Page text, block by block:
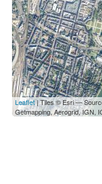
Leaflet| Tiles © Esri —
Getmapping, Aerogrid, IGN,